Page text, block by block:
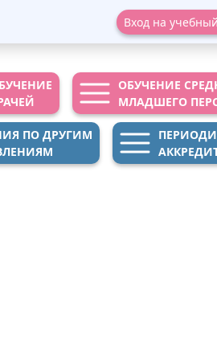
Вход на
ОБУЧЕНИЕ
МЛАДШЕГО
ПО ДРУГИМ